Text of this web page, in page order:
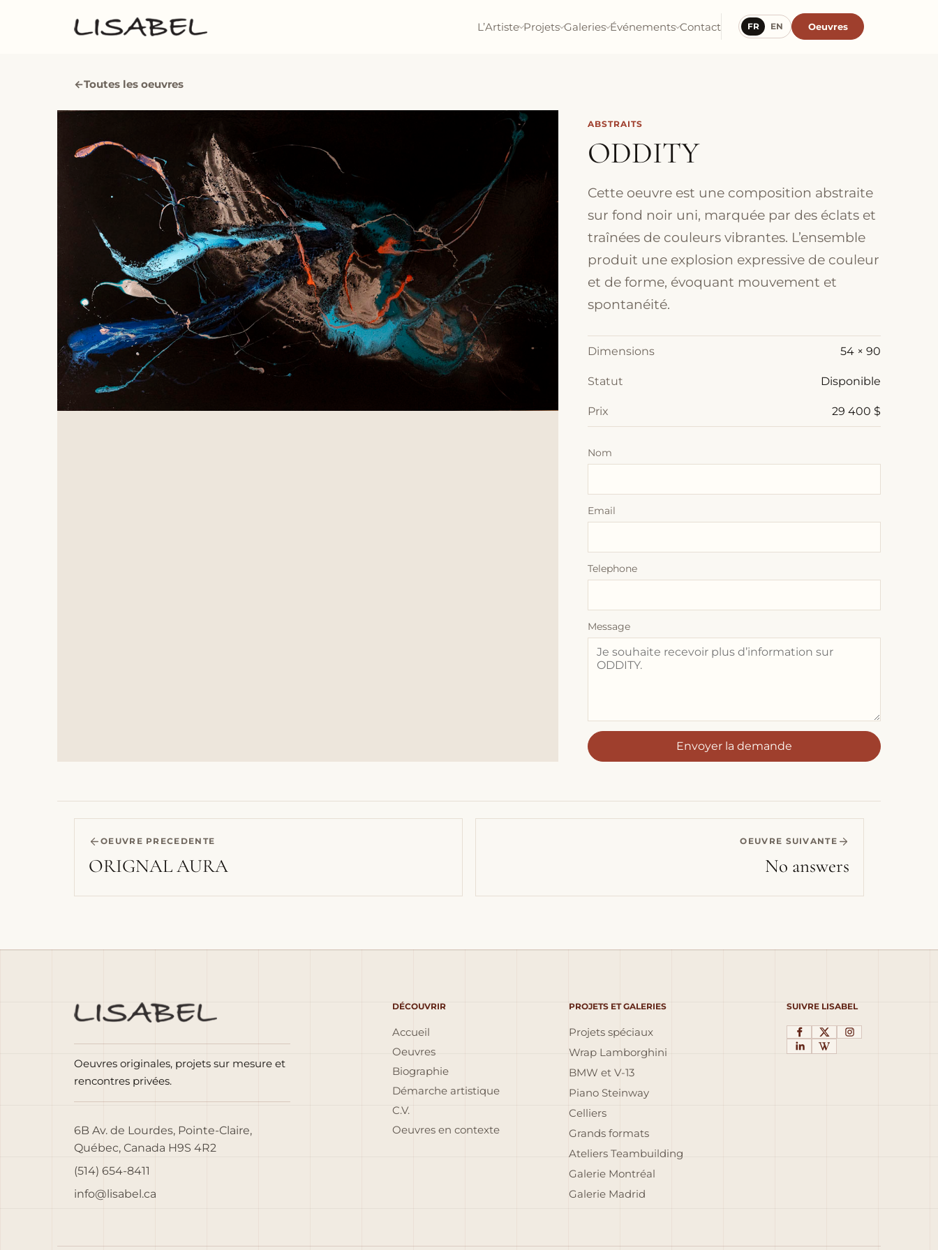
L’Artiste Projets Galeries Événements Contact FR EN Oeuvres
←Toutes les oeuvres
ABSTRAITS
ODDITY
Cette oeuvre est une composition abstraite
sur fond noir uni, marquée par des éclats et
traînées de couleurs vibrantes. L’ensemble
produit une explosion expressive de couleur
et de forme, évoquant mouvement et
spontanéité.
Dimensions 54 × 90
Statut Disponible
Prix 29 400 $
Nom
Email
Telephone
Message
Envoyer la demande
OEUVRE PRECEDENTE
ORIGNAL AURA
OEUVRE SUIVANTE
No answers
Oeuvres originales, projets sur mesure et
rencontres privées.
6B Av. de Lourdes, Pointe-Claire,
Québec, Canada H9S 4R2
(514) 654-8411
info@lisabel.ca
DÉCOUVRIR
Accueil
Oeuvres
Biographie
Démarche artistique
C.V.
Oeuvres en contexte
PROJETS ET GALERIES
Projets spéciaux
Wrap Lamborghini
BMW et V-13
Piano Steinway
Celliers
Grands formats
Ateliers Teambuilding
Galerie Montréal
Galerie Madrid
SUIVRE LISABEL